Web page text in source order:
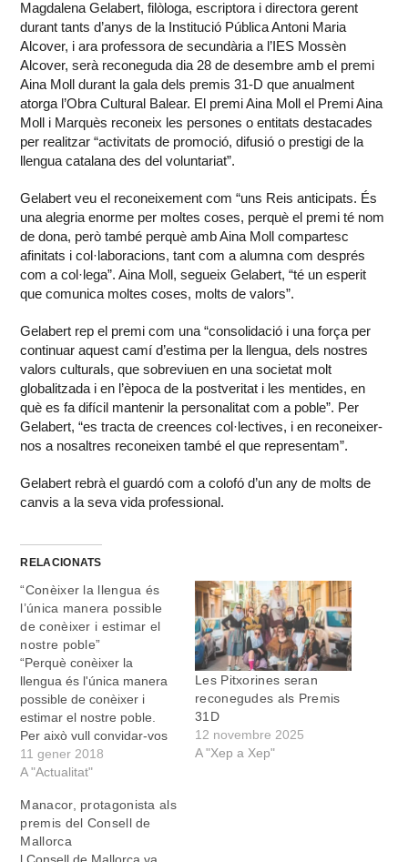
Magdalena Gelabert, filòloga, escriptora i directora gerent
durant tants d’anys de la Institució Pública Antoni Maria
Alcover, i ara professora de secundària a l’IES Mossèn
Alcover, serà reconeguda dia 28 de desembre amb el premi
Aina Moll durant la gala dels premis 31-D que anualment
atorga l’Obra Cultural Balear. El premi Aina Moll el Premi Aina
Moll i Marquès reconeix les persones o entitats destacades
per realitzar “activitats de promoció, difusió o prestigi de la
llengua catalana des del voluntariat”.
Gelabert veu el reconeixement com “uns Reis anticipats. És
una alegria enorme per moltes coses, perquè el premi té nom
de dona, però també perquè amb Aina Moll compartesc
afinitats i col·laboracions, tant com a alumna com després
com a col·lega”. Aina Moll, segueix Gelabert, “té un esperit
que comunica moltes coses, molts de valors”.
Gelabert rep el premi com una “consolidació i una força per
continuar aquest camí d’estima per la llengua, dels nostres
valors culturals, que sobreviuen en una societat molt
globalitzada i en l’època de la postveritat i les mentides, en
què es fa difícil mantenir la personalitat com a poble”. Per
Gelabert, “es tracta de creences col·lectives, i en reconeixer-
nos a nosaltres reconeixen també el que representam”.
Gelabert rebrà el guardó com a colofó d’un any de molts de
canvis a la seva vida professional.
RELACIONATS
“Conèixer la llengua és
l’única manera possible
de conèixer i estimar el
nostre poble”
“Perquè conèixer la
llengua és l'única manera
possible de conèixer i
estimar el nostre poble.
Per això vull convidar-vos
a regalar paraules en
català quan anau a la
la metgessa o al notari, al
cinema o d'excursió, a la
feina i al lleure, a…
11 gener 2018
A "Actualitat"
Les Pitxorines seran
reconegudes als Premis
31D
12 novembre 2025
A "Xep a Xep"
Manacor, protagonista als
premis del Consell de
Mallorca